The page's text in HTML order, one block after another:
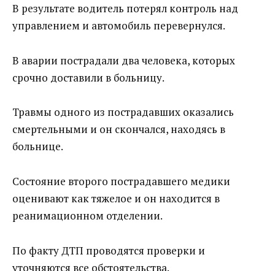
В результате водитель потерял контроль над
управлением и автомобиль перевернулся.
В аварии пострадали два человека, которых
срочно доставили в больницу.
Травмы одного из пострадавших оказались
смертельными и он скончался, находясь в
больнице.
Состояние второго пострадавшего медики
оценивают как тяжелое и он находится в
реанимационном отделении.
По факту ДТП проводятся проверки и
уточняются все обстоятельства.